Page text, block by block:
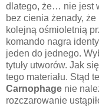
dlatego, że… nie jest
bez cienia żenady,
kolejną ośmioletnią
komando nagra
jeden do jednego.
tytuły utworów. Jak
tego materiału. Stąd
Carnophage nie
rozczarowanie